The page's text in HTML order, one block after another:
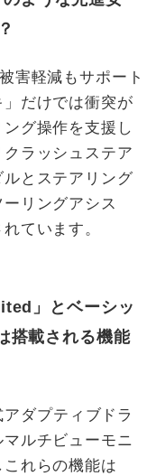
害軽減もサポート
だけでは衝突が
グ操作を支援し
ラッシュステア
ルとステアリング
リングアシス
ています。
」とベーシッ
搭載される機能
ダプティブドラ
ルチビューモニ
れらの機能は